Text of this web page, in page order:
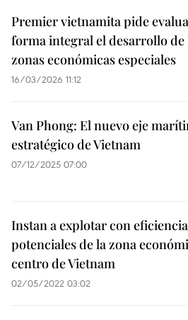
Premier vietnamita pide
forma integral el desarrollo de
zonas económicas especiales
16/03/2026 11:12
Van Phong: El nuevo eje
estratégico de Vietnam
07/12/2025 07:00
Instan a explotar con eficiencia
potenciales de la zona
centro de Vietnam
02/05/2022 03:02